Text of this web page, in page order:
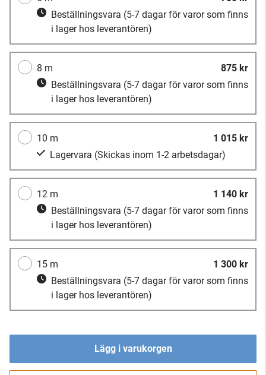
Beställningsvara (5-7 dagar för varor som finns
i lager hos leverantören)
8 m
875 kr
Beställningsvara (5-7 dagar för varor som finns
i lager hos leverantören)
10 m
1 015 kr
Lagervara (Skickas inom 1-2 arbetsdagar)
12 m
1 140 kr
Beställningsvara (5-7 dagar för varor som finns
i lager hos leverantören)
15 m
1 300 kr
Beställningsvara (5-7 dagar för varor som finns
i lager hos leverantören)
Lägg i varukorgen